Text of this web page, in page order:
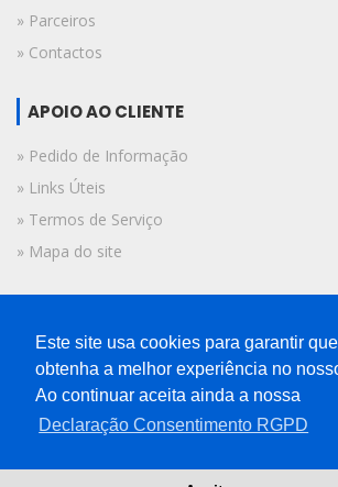
» Parceiros
» Contactos
APOIO AO CLIENTE
» Pedido de Informação
» Links Úteis
» Termos de Serviço
» Mapa do site
© 2019 A Voz do Algarve.
Todos os direitos reservados.
Este site usa cookies para garantir que
obtenha a melhor experiência no
Ao continuar aceita ainda a nossa
Declaração Consentimento RGPD